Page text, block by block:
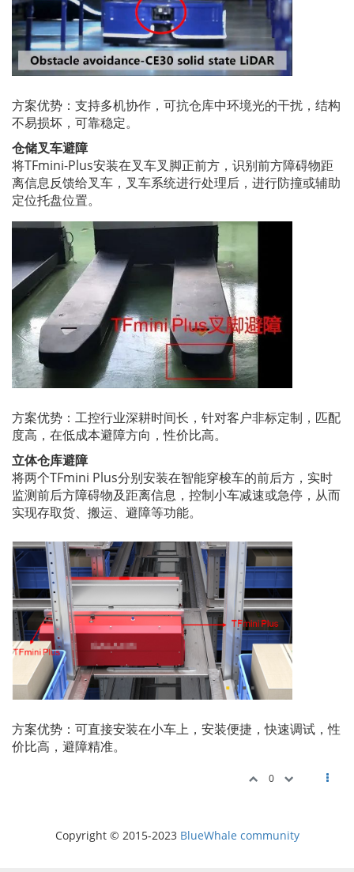
方案优势：支持多机协作，可抗仓库中环境光的干扰，结构
不易损坏，可靠稳定。
仓储叉车避障
将TFmini-Plus安装在叉车叉脚正前方，识别前方障碍物距
离信息反馈给叉车，叉车系统进行处理后，进行防撞或辅助
定位托盘位置。
方案优势：工控行业深耕时间长，针对客户非标定制，匹配
度高，在低成本避障方向，性价比高。
立体仓库避障
将两个TFmini Plus分别安装在智能穿梭车的前后方，实时
监测前后方障碍物及距离信息，控制小车减速或急停，从而
实现存取货、搬运、避障等功能。
方案优势：可直接安装在小车上，安装便捷，快速调试，性
价比高，避障精准。
0
Copyright © 2015-2023 BlueWhale community